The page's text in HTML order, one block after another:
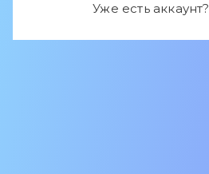
Уже есть аккаунт?